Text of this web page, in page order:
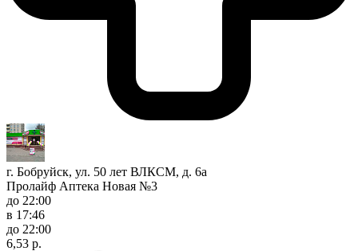
г. Бобруйск, ул. 50 лет ВЛКСМ, д. 6а
Пролайф Аптека Новая №3
до 22:00
в 17:46
до 22:00
6,53 р.